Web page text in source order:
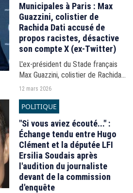
Municipales à Paris : Max
Guazzini, colistier de
Rachida Dati accusé de
propos racistes, désactive
son compte X (ex-Twitter)
L'ex-président du Stade français
Max Guazzini, colistier de Rachida
Dati dans la course à la mairie de
sur X, a annoncé jeudi à l'AFP avoir
12 mars 2026
POLITIQUE
"Si vous aviez écouté..." :
Échange tendu entre Hugo
Clément et la députée LFI
Ersilia Soudais après
l'audition du journaliste
devant de la commission
d'enquête